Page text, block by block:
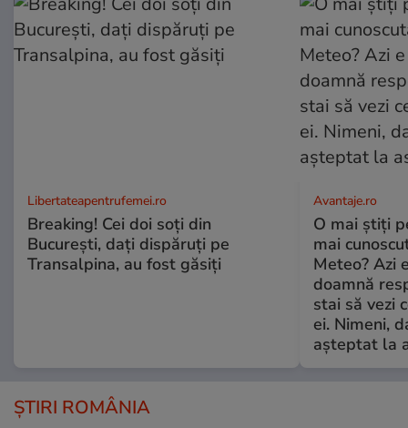
Libertateapentrufemei.ro
Breaking! Cei doi soți din
București, dați dispăruți pe
Transalpina, au fost găsiți
Avantaje.ro
O mai știți
mai
Meteo? Azi
doamnă
stai să vezi
ei. Nimeni,
așteptat la
ȘTIRI ROMÂNIA